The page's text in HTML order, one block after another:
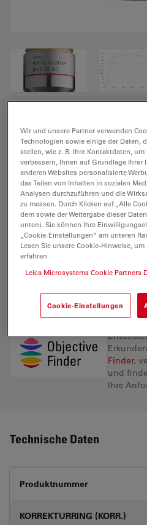
5x/0,15 BD
Produkt Nr. 11566046
Das Objektiv HC PL
Vergrößerung von 5X und
von 0,15. Für
Objektivgewinde mit 13,0
und Sehfeld FN 25.
ANGEBOT ANFORDERN
Finder,
und
Ihre
Technische Daten
Produktnummer
KORREKTURRING (KORR.)
Wir und unsere Partner verwenden
Technologien sowie einige der Daten,
stellen, wie z. B. Ihre Kontaktdaten,
verbessern, Ihnen auf Grundlage
anderen Websites personalisierte
das Teilen von Inhalten in sozialen
Analysen durchzuführen und die
zu messen. Durch Klicken auf „Alle
dem sowie der Weitergabe dieser
unten). Sie können Ihre
„Cookie-Einstellungen“ am unteren
Lesen Sie unsere Cookie-Hinweise,
erfahren
Leica Microsystems Cookie Partners
Cookie-Einstellungen